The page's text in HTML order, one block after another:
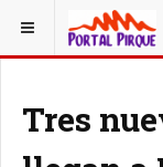
ESTÁ AQUÍ:
Tres